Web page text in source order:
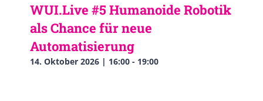
WUI.Live #5 Humanoide Robotik
als Chance für neue
Automatisierung
14. Oktober 2026 | 16:00 - 19:00